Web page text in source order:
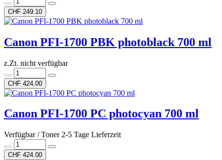
CHF 249.10
Canon PFI-1700 PBK photoblack 700 ml
z.Zt. nicht verfügbar
CHF 424.00
Canon PFI-1700 PC photocyan 700 ml
Verfügbar / Toner 2-5 Tage Lieferzeit
CHF 424.00